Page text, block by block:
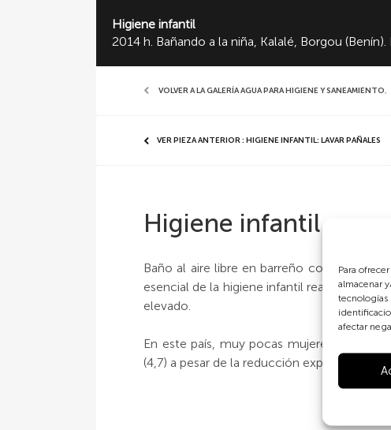
Para
almacenar
tecnologías
afectar
Higiene infantil
2014 h. Bañando a la niña, Kalalé, Borgou
VOLVER A LA GALERÍA AGUA PARA HIGIENE Y SANEAMIENTO,
VER PIEZA ANTERIOR : HIGIENE INFANTIL: LAVAR PAÑALES
Higiene infantil
Baño al aire libre en barreño con agua
esencial de la higiene infantil realizada por
elevado.
En este país, muy pocas mujeres
(4,7) a pesar de la reducción experimentada